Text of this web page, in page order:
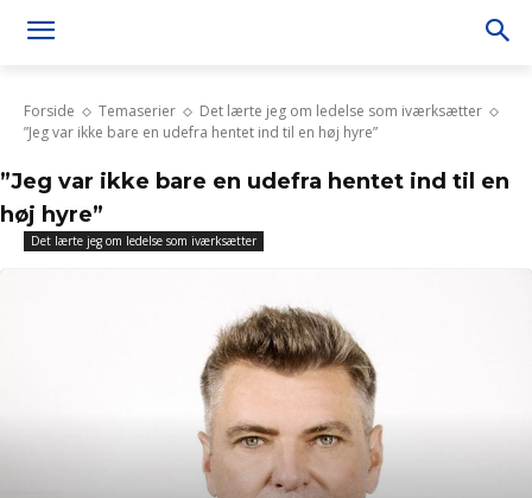
Forside Temaserier
Det lærte jeg om ledelse som iværksætter
”Jeg var ikke bare en udefra hentet ind til en høj hyre”
”Jeg var ikke bare en udefra hentet ind til en
høj hyre”
Det lærte jeg om ledelse som iværksætter